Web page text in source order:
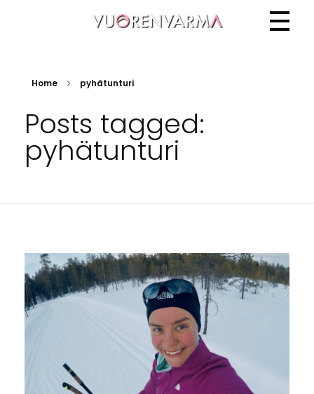
Home pyhätunturi
Posts tagged:
pyhätunturi